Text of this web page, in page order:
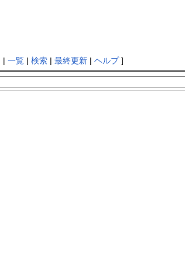
| 一覧| 検索| 最終更新| ヘルプ]